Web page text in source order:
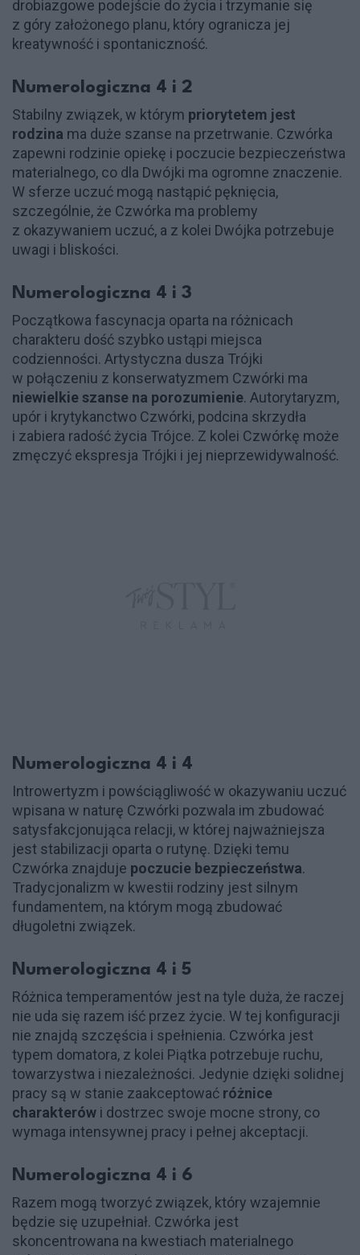
drobiazgowe podejście do życia i trzymanie się
z góry założonego planu, który ogranicza jej
kreatywność i spontaniczność.
Numerologiczna 4 i 2
Stabilny związek, w którym priorytetem jest
rodzina ma duże szanse na przetrwanie. Czwórka
zapewni rodzinie opiekę i poczucie bezpieczeństwa
materialnego, co dla Dwójki ma ogromne znaczenie.
W sferze uczuć mogą nastąpić pęknięcia,
szczególnie, że Czwórka ma problemy
z okazywaniem uczuć, a z kolei Dwójka potrzebuje
uwagi i bliskości.
Numerologiczna 4 i 3
Początkowa fascynacja oparta na różnicach
charakteru dość szybko ustąpi miejsca
codzienności. Artystyczna dusza Trójki
w połączeniu z konserwatyzmem Czwórki ma
niewielkie szanse na porozumienie. Autorytaryzm,
upór i krytykanctwo Czwórki, podcina skrzydła
i zabiera radość życia Trójce. Z kolei Czwórkę może
zmęczyć ekspresja Trójki i jej nieprzewidywalność.
Numerologiczna 4 i 4
Introwertyzm i powściągliwość w okazywaniu uczuć
wpisana w naturę Czwórki pozwala im zbudować
satysfakcjonująca relacji, w której najważniejsza
jest stabilizacji oparta o rutynę. Dzięki temu
Czwórka znajduje poczucie bezpieczeństwa.
Tradycjonalizm w kwestii rodziny jest silnym
fundamentem, na którym mogą zbudować
długoletni związek.
Numerologiczna 4 i 5
Różnica temperamentów jest na tyle duża, że raczej
nie uda się razem iść przez życie. W tej konfiguracji
nie znajdą szczęścia i spełnienia. Czwórka jest
typem domatora, z kolei Piątka potrzebuje ruchu,
towarzystwa i niezależności. Jedynie dzięki solidnej
pracy są w stanie zaakceptować różnice
charakterów i dostrzec swoje mocne strony, co
wymaga intensywnej pracy i pełnej akceptacji.
Numerologiczna 4 i 6
Razem mogą tworzyć związek, który wzajemnie
będzie się uzupełniał. Czwórka jest
skoncentrowana na kwestiach materialnego